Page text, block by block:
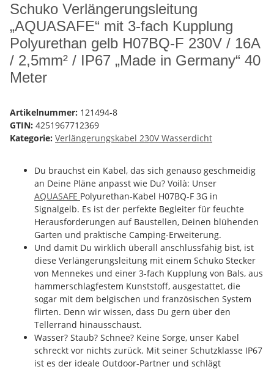
Schuko Verlängerungsleitung
„AQUASAFE“ mit 3-fach Kupplung
Polyurethan gelb H07BQ-F 230V / 16A
/ 2,5mm² / IP67 „Made in Germany“ 40
Meter
Artikelnummer: 121494-8
GTIN: 4251967712369
Kategorie: Verlängerungskabel 230V Wasserdicht
Du brauchst ein Kabel, das sich genauso geschmeidig
an Deine Pläne anpasst wie Du? Voilà: Unser
AQUASAFE Polyurethan-Kabel H07BQ-F 3G in
Signalgelb. Es ist der perfekte Begleiter für feuchte
Herausforderungen auf Baustellen, Deinen blühenden
Garten und praktische Camping-Erweiterung.
Und damit Du wirklich überall anschlussfähig bist, ist
diese Verlängerungsleitung mit einem Schuko Stecker
von Mennekes und einer 3-fach Kupplung von Bals, aus
hammerschlagfestem Kunststoff, ausgestattet, die
sogar mit dem belgischen und französischen System
flirten. Denn wir wissen, dass Du gern über den
Tellerrand hinausschaust.
Wasser? Staub? Schnee? Keine Sorge, unser Kabel
schreckt vor nichts zurück. Mit seiner Schutzklasse IP67
ist es der ideale Outdoor-Partner und schlägt